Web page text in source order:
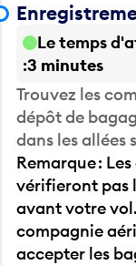
Le temps
3 minutes
Trouvez les
dépôt de
dans les allées
Remarque :
vérifieront pas
avant votre
compagnie
accepter les